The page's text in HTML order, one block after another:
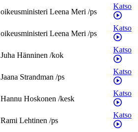
oikeusministeri Leena Meri /ps
Katso
oikeusministeri Leena Meri /ps
Katso
Juha Hänninen /kok
Katso
Jaana Strandman /ps
Katso
Hannu Hoskonen /kesk
Katso
Rami Lehtinen /ps
Katso